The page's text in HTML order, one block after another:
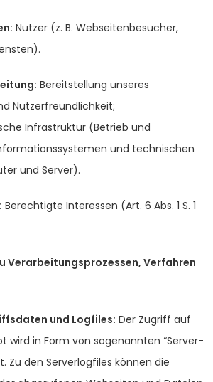
Nutzer (z. B. Webseitenbesucher,
Bereitstellung unseres
Nutzerfreundlichkeit;
Infrastruktur (Betrieb und
und technischen
und Server).
Berechtigte Interessen (Art. 6 Abs. 1 S. 1
Verarbeitungsprozessen, Verfahren
und Logfiles: Der Zugriff auf
wird in Form von sogenannten “Server-
Zu den Serverlogfiles können die